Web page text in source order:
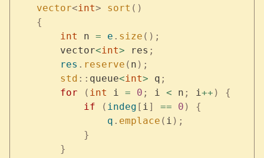
    vector
<int> sort ()
    {
        int
n = e . size ();
        vector
<int> res ;
        res
. reserve ( n );
        std
:: queue<int> q ;
        for
( int i = 0 ; i < n ; i++ )
{
            if
( indeg [ i] == 0 )
{
                q
. emplace ( i );
            }
        }